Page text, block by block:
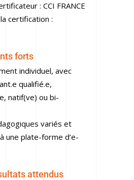
: CCI FRANCE
certification :
forts
individuel, avec
qualifié.e,
natif(ve) ou bi-
variés et
une plate-forme d’e-
attendus